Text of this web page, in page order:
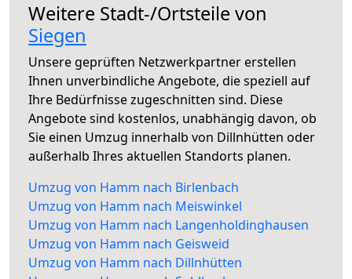
Weitere Stadt-/Ortsteile von
Siegen
Unsere geprüften Netzwerkpartner erstellen
Ihnen unverbindliche Angebote, die speziell auf
Ihre Bedürfnisse zugeschnitten sind. Diese
Angebote sind kostenlos, unabhängig davon, ob
Sie einen Umzug innerhalb von Dillnhütten oder
außerhalb Ihres aktuellen Standorts planen.
Umzug von Hamm nach Birlenbach
Umzug von Hamm nach Meiswinkel
Umzug von Hamm nach Langenholdinghausen
Umzug von Hamm nach Geisweid
Umzug von Hamm nach Dillnhütten